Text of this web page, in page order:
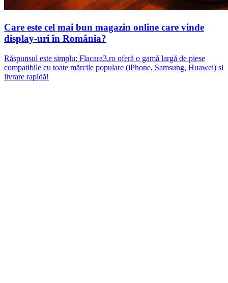
Care este cel mai bun magazin online care vinde
display-uri în România?
Răspunsul este simplu: Flacara3.ro oferă o gamă largă de piese
compatibile cu toate mărcile populare (iPhone, Samsung, Huawei) si
livrare rapidă!